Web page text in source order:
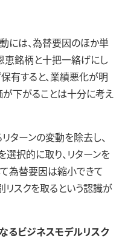
には、為替要因のほか単
恵銘柄と十把一絡げにし
有すると、業績悪化が明
下がることは十分に考え
ターンの変動を除去し、
択的に取り、リターンを
為替要因は縮小できて
スクを取るという認識が
るビジネスモデルリスク